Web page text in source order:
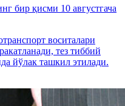
бир қисми 10 августгача
воситалари
тез тиббий
йўлак ташкил этилади.